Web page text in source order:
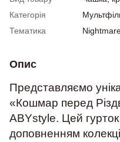
Категорія
Тематика
Опис
Представляємо
«Кошмар перед
ABYstyle. Цей
доповненням